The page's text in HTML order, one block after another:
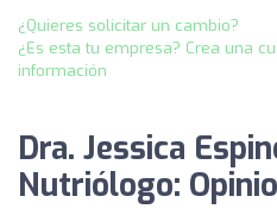
¿Quieres solicitar un cambio?
¿Es esta tu empresa? Crea una
información
Dra. Jessica
Nutriólogo: